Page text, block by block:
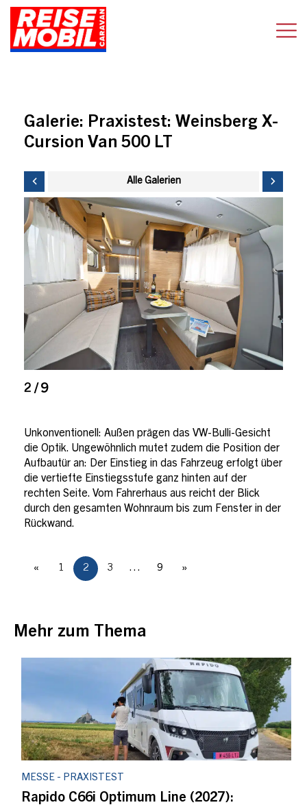
Galerie: Praxistest: Weinsberg X-
Cursion Van 500 LT
Alle Galerien
2 / 9
Unkonventionell: Außen prägen das VW-Bulli-Gesicht
die Optik. Ungewöhnlich mutet zudem die Position der
Aufbautür an: Der Einstieg in das Fahrzeug erfolgt über
die vertiefte Einstiegsstufe ganz hinten auf der
rechten Seite. Vom Fahrerhaus aus reicht der Blick
durch den gesamten Wohnraum bis zum Fenster in der
Rückwand.
« 1 2 3 … 9 »
Mehr zum Thema
MESSE - PRAXISTEST
Rapido C66i Optimum Line (2027):